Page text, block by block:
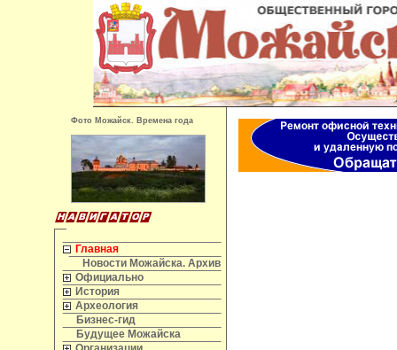
Фото Можайск. Времена года
Главная
Новости Можайска. Архив
Официально
История
Археология
Бизнес-гид
Будущее Можайска